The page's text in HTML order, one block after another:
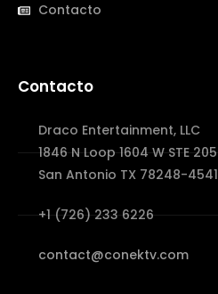
Contacto
Contacto
Draco Entertainment, LLC
1846 N Loop 1604 W STE 205
San Antonio TX 78248-4541
+1 (726) 233 6226
contact@conektv.com